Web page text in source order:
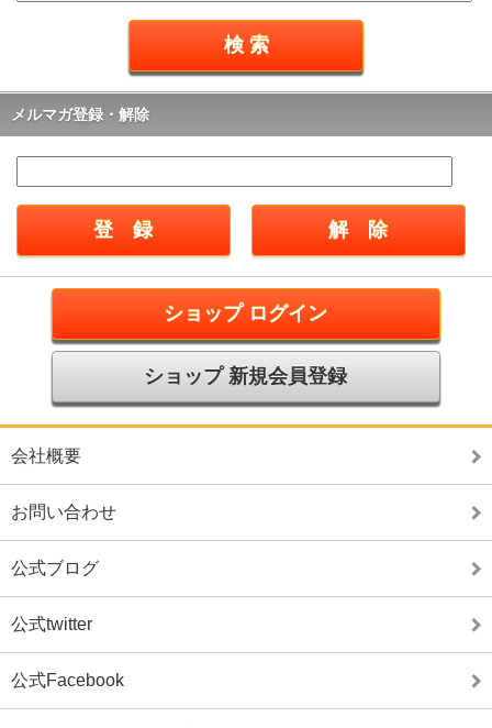
メルマガ登録・解除
ショップ ログイン
ショップ 新規会員登録
会社概要
お問い合わせ
公式ブログ
公式twitter
公式Facebook